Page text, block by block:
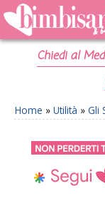
Chiedi al
Home » Utilità » Gli